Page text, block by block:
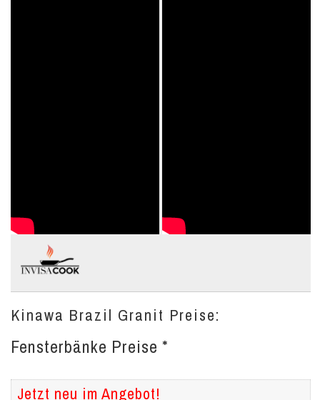
Kinawa Brazil Granit Preise:
Fensterbänke Preise *
Jetzt neu im Angebot!